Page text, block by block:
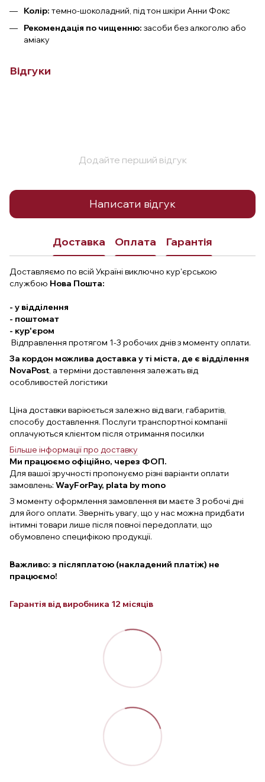
Колір: темно-шоколадний, під тон шкіри Анни Фокс
Рекомендація по чищенню: засоби без алкоголю або
аміаку
Відгуки
Додайте перший відгук
Написати відгук
Доставка Оплата Гарантія
Доставляємо по всій Україні виключно кур'єрською
службою Нова Пошта:
- у відділення
- поштомат
- кур'єром
Відправлення протягом 1-3 робочих днів з моменту оплати.
За кордон можлива доставка у ті міста, де є відділення
NovaPost, а терміни доставлення залежать від
особливостей логістики
Ціна доставки варіюється залежно від ваги, габаритів,
способу доставлення. Послуги транспортної компанії
оплачуються клієнтом після отримання посилки
Більше інформації про доставку
Ми працюємо офіційно, через ФОП.
Для вашої зручності пропонуємо різні варіанти оплати
замовлень: WayForPay, plata by mono
З моменту оформлення замовлення ви маєте 3 робочі дні
для його оплати. Зверніть увагу, що у нас можна придбати
інтимні товари лише після повної передоплати, що
обумовлено специфікою продукції.
Важливо: з післяплатою (накладений платіж) не
працюємо!
Гарантія від виробника 12 місяців